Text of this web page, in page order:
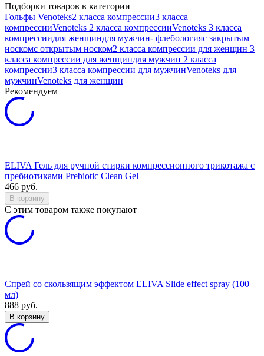
Подборки товаров в категории
Гольфы Venoteks2 класса компрессии3 класса
компрессииVenoteks 2 класса компрессииVenoteks 3 класса
компрессиидля женщиндля мужчин- флебологияс закрытым
носкомс открытым носком2 класса компрессии для женщин 3
класса компрессии для женщиндля мужчин 2 класса
компрессии3 класса компрессии для мужчинVenoteks для
мужчинVenoteks для женщин
Рекомендуем
ELIVA Гель для ручной стирки компрессионного трикотажа с
пребиотиками Prebiotic Clean Gel
466 руб.
В корзину
C этим товаром также покупают
Спрей со скользящим эффектом ELIVA Slide effect spray (100
мл)
888 руб.
В корзину